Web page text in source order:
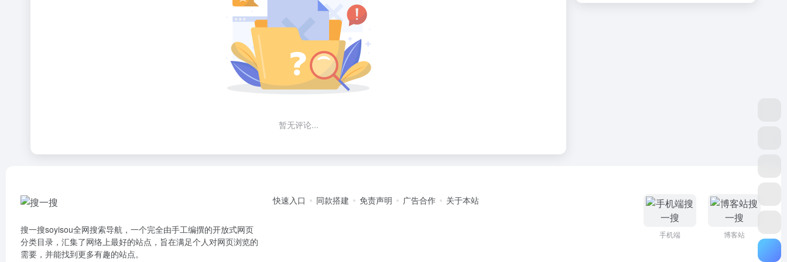
暂无评论...
搜一搜soyisou全网搜索导航，一个完全由手工编撰的开放式网页
分类目录，汇集了网络上最好的站点，旨在满足个人对网页浏览的
需要，并能找到更多有趣的站点。
快速入口 同款搭建 免责声明 广告合作 关于本站
手机端 博客站